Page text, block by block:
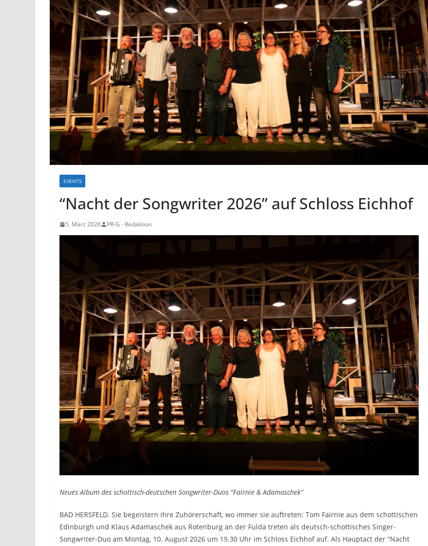
EVENTS
“Nacht der Songwriter 2026” auf Schloss Eichhof
5. März 2026 PR-G - Redaktion
Neues Album des schottisch-deutschen Songwriter-Duos “Fairnie & Adamaschek”
BAD HERSFELD. Sie begeistern ihre Zuhörerschaft, wo immer sie auftreten: Tom Fairnie aus dem schottischen
Edinburgh und Klaus Adamaschek aus Rotenburg an der Fulda treten als deutsch-schottisches Singer-
Songwriter-Duo am Montag, 10. August 2026 um 19.30 Uhr im Schloss Eichhof auf. Als Hauptact der “Nacht